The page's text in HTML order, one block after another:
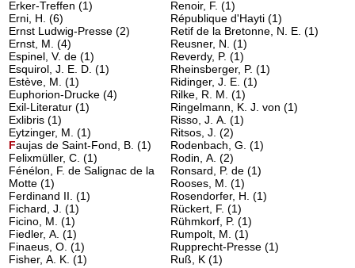
Erker-Treffen(1)
Erni, H.(6)
Ernst Ludwig-Presse(2)
Ernst, M.(4)
Espinel, V. de(1)
Esquirol, J. E. D.(1)
Estève, M.(1)
Euphorion-Drucke(4)
Exil-Literatur(1)
Exlibris(1)
Eytzinger, M.(1)
Faujas de Saint-Fond, B.(1)
Felixmüller, C.(1)
Fénélon, F. de Salignac de la
Motte(1)
Ferdinand II.(1)
Fichard, J.(1)
Ficino, M.(1)
Fiedler, A.(1)
Finaeus, O.(1)
Fisher, A. K.(1)
Renoir, F.(1)
République d'Hayti(1)
Retif de la Bretonne, N. E.(1)
Reusner, N.(1)
Reverdy, P.(1)
Rheinsberger, P.(1)
Ridinger, J. E.(1)
Rilke, R. M.(1)
Ringelmann, K. J. von(1)
Risso, J. A.(1)
Ritsos, J.(2)
Rodenbach, G.(1)
Rodin, A.(2)
Ronsard, P. de(1)
Rooses, M.(1)
Rosendorfer, H.(1)
Rückert, F.(1)
Rühmkorf, P.(1)
Rumpolt, M.(1)
Rupprecht-Presse(1)
Ruß, K(1)